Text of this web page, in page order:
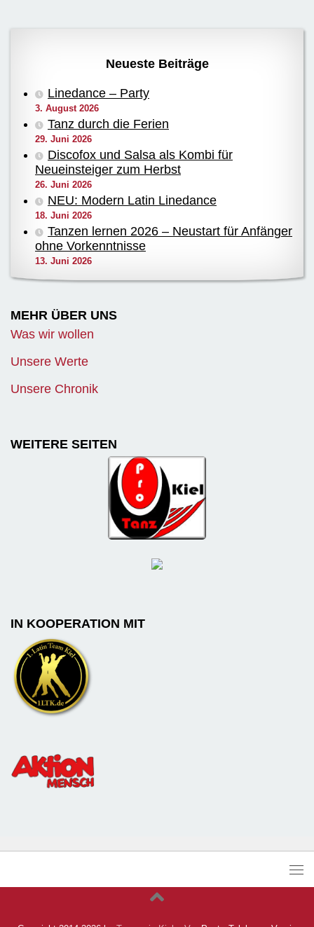
Neueste Beiträge
Linedance – Party
3. August 2026
Tanz durch die Ferien
29. Juni 2026
Discofox und Salsa als Kombi für
Neueinsteiger zum Herbst
26. Juni 2026
NEU: Modern Latin Linedance
18. Juni 2026
Tanzen lernen 2026 – Neustart für Anfänger
ohne Vorkenntnisse
13. Juni 2026
MEHR ÜBER UNS
Was wir wollen
Unsere Werte
Unsere Chronik
WEITERE SEITEN
IN KOOPERATION MIT